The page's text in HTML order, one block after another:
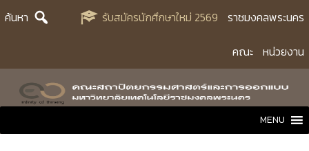
Skipค้นหา รับสมัครนักศึกษาใหม่ 2569 ราชมงคลพระนคร
คณะ หน่วยงาน
MENU